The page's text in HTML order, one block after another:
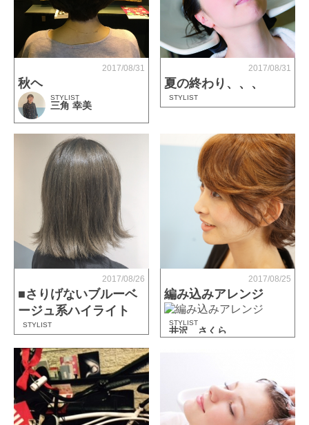
2017/08/31
秋ヘ
STYLIST
三角 幸美
2017/08/31
夏の終わり、、、
STYLIST
2017/08/26
■さりげないブルーベ
ージュ系ハイライト
STYLIST
2017/08/25
編み込みアレンジ
STYLIST
井沢 さくら